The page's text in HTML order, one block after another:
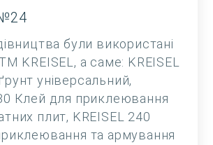
були використані
KREISEL, а саме: KREISEL
універсальний,
Клей для приклеювання
плит, KREISEL 240
та армування